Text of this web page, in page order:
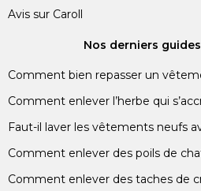
Avis sur Caroll
Nos derniers
Comment bien repasser un
Comment enlever l’herbe qui
Faut-il laver les vêtements neufs
Comment enlever des poils de
Comment enlever des taches de